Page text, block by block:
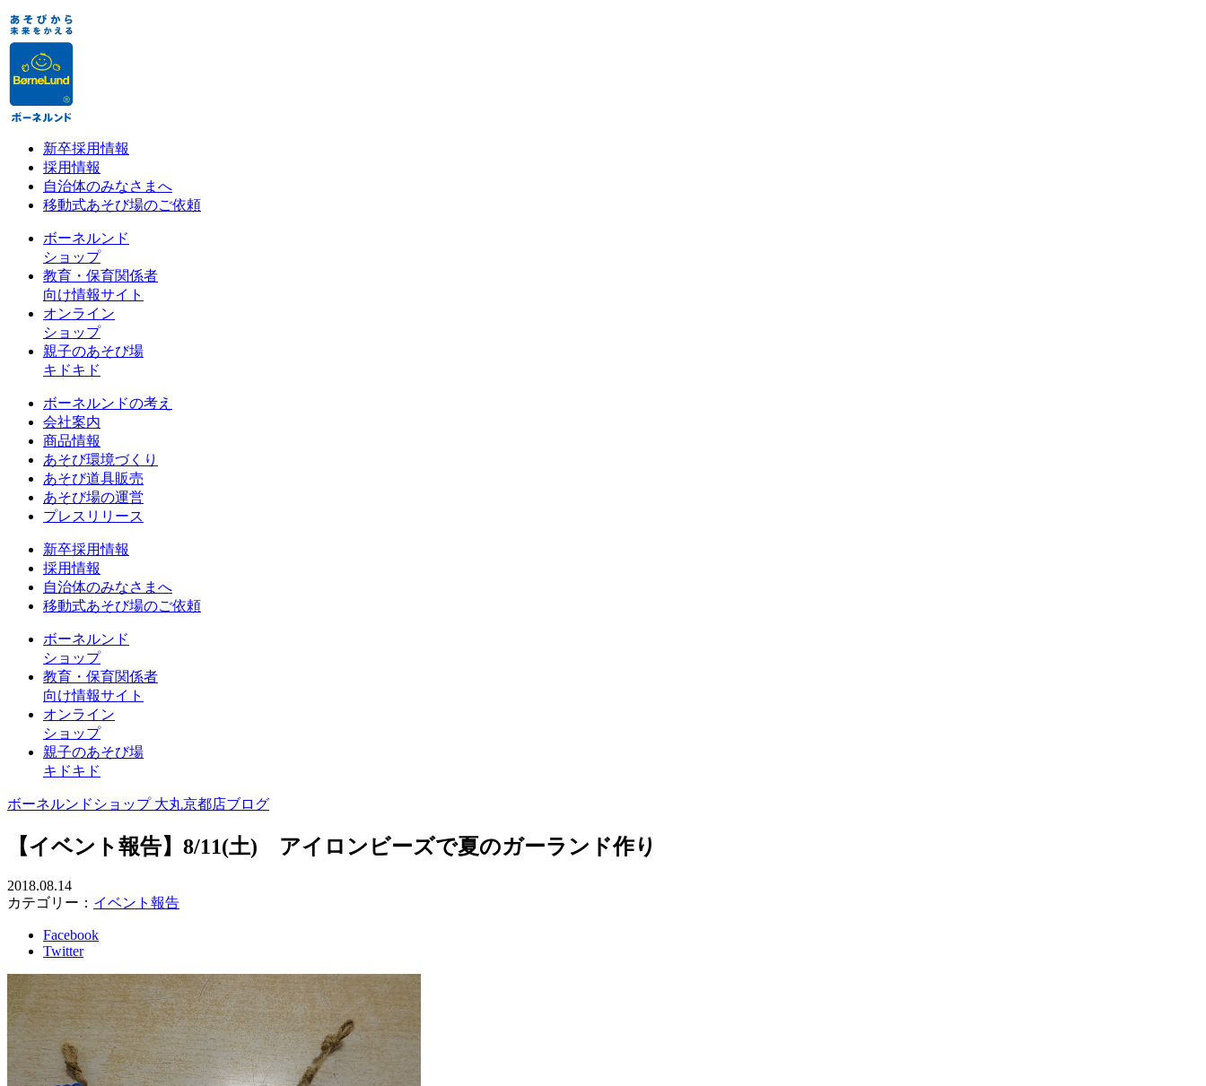
新卒採用情報
採用情報
自治体のみなさまへ
移動式あそび場のご依頼
ボーネルンド
ショップ
教育・保育関係者
向け情報サイト
オンライン
ショップ
親子のあそび場
キドキド
ボーネルンドの考え
会社案内
商品情報
あそび環境づくり
あそび道具販売
あそび場の運営
プレスリリース
新卒採用情報
採用情報
自治体のみなさまへ
移動式あそび場のご依頼
ボーネルンド
ショップ
教育・保育関係者
向け情報サイト
オンライン
ショップ
親子のあそび場
キドキド
ボーネルンドショップ 大丸京都店ブログ
【イベント報告】8/11(土) アイロンビーズで夏のガーランド作り
2018.08.14
カテゴリー： イベント報告
Facebook
Twitter